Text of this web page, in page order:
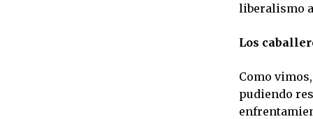
liberalismo
Los
Como
pudiendo